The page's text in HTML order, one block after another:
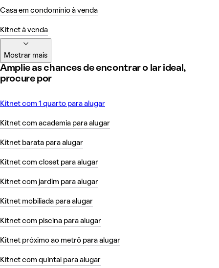
Casa em condomínio à venda
Kitnet à venda
Mostrar mais
Amplie as chances de encontrar o lar ideal,
procure por
Kitnet com 1 quarto para alugar
Kitnet com academia para alugar
Kitnet barata para alugar
Kitnet com closet para alugar
Kitnet com jardim para alugar
Kitnet mobiliada para alugar
Kitnet com piscina para alugar
Kitnet próximo ao metrô para alugar
Kitnet com quintal para alugar